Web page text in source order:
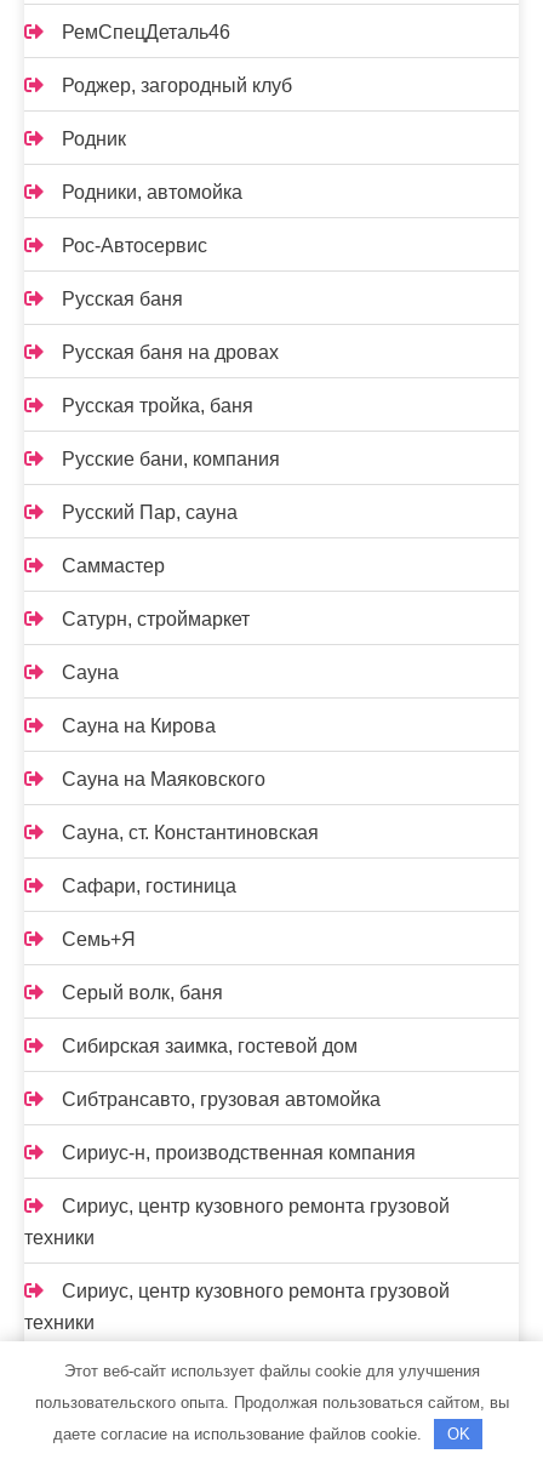
РемСпецДеталь46
Роджер, загородный клуб
Родник
Родники, автомойка
Рос-Автосервис
Русская баня
Русская баня на дровах
Русская тройка, баня
Русские бани, компания
Русский Пар, сауна
Саммастер
Сатурн, строймаркет
Сауна
Сауна на Кирова
Сауна на Маяковского
Сауна, ст. Константиновская
Сафари, гостиница
Семь+Я
Серый волк, баня
Сибирская заимка, гостевой дом
Сибтрансавто, грузовая автомойка
Сириус-н, производственная компания
Сириус, центр кузовного ремонта грузовой
техники
Сириус, центр кузовного ремонта грузовой
техники
Сити Авто
Сказка, клуб отдыха
Этот веб-сайт использует файлы cookie для улучшения
пользовательского опыта. Продолжая пользоваться сайтом, вы
даете согласие на использование файлов cookie.
OK